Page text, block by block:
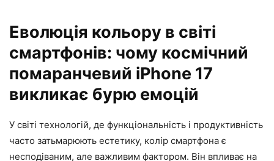
Еволюція кольору в світі
смартфонів: чому космічний
помаранчевий iPhone 17
викликає бурю емоцій
У світі технологій, де функціональність і продуктивність
часто затьмарюють естетику, колір смартфона є
несподіваним, але важливим фактором. Він впливає на